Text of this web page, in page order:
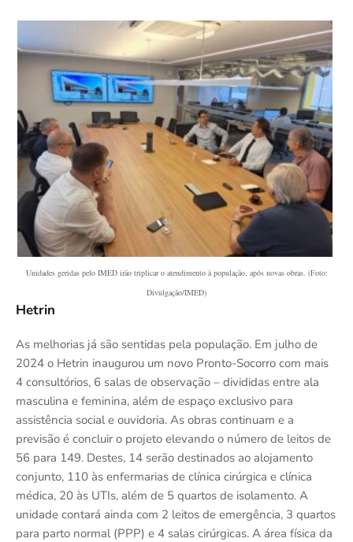
Unidades geridas pelo IMED irão triplicar o atendimento à população, após novas obras. (Foto:
Divulgação/IMED)
Hetrin
As melhorias já são sentidas pela população. Em julho de
2024 o Hetrin inaugurou um novo Pronto-Socorro com mais
4 consultórios, 6 salas de observação – divididas entre ala
masculina e feminina, além de espaço exclusivo para
assistência social e ouvidoria. As obras continuam e a
previsão é concluir o projeto elevando o número de leitos de
56 para 149. Destes, 14 serão destinados ao alojamento
conjunto, 110 às enfermarias de clínica cirúrgica e clínica
médica, 20 às UTIs, além de 5 quartos de isolamento. A
unidade contará ainda com 2 leitos de emergência, 3 quartos
para parto normal (PPP) e 4 salas cirúrgicas. A área física da